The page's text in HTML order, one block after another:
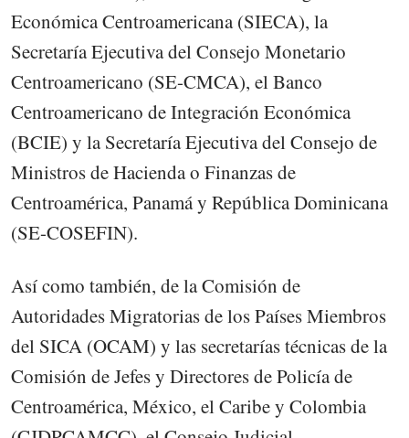
Económica Centroamericana (SIECA), la
Secretaría Ejecutiva del Consejo Monetario
Centroamericano (SE-CMCA), el Banco
Centroamericano de Integración Económica
(BCIE) y la Secretaría Ejecutiva del Consejo de
Ministros de Hacienda o Finanzas de
Centroamérica, Panamá y República Dominicana
(SE-COSEFIN).
Así como también, de la Comisión de
Autoridades Migratorias de los Países Miembros
del SICA (OCAM) y las secretarías técnicas de la
Comisión de Jefes y Directores de Policía de
Centroamérica, México, el Caribe y Colombia